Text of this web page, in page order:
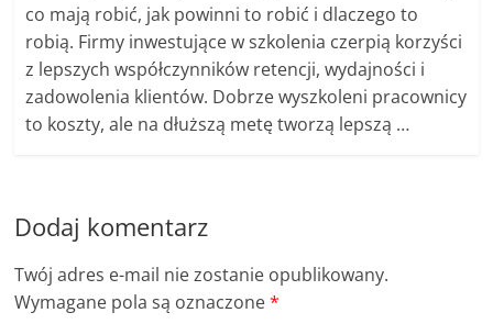
co mają robić, jak powinni to robić i dlaczego to
robią. Firmy inwestujące w szkolenia czerpią korzyści
z lepszych współczynników retencji, wydajności i
zadowolenia klientów. Dobrze wyszkoleni pracownicy
to koszty, ale na dłuższą metę tworzą lepszą …
Dodaj komentarz
Twój adres e-mail nie zostanie opublikowany.
Wymagane pola są oznaczone*